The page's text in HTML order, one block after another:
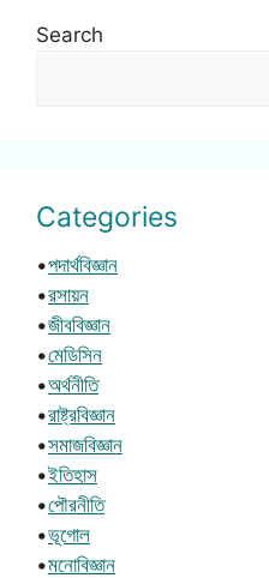
Search
Categories
•পদার্থবিজ্ঞান
•রসায়ন
•জীববিজ্ঞান
•মেডিসিন
•অর্থনীতি
•রাষ্ট্রবিজ্ঞান
•সমাজবিজ্ঞান
•ইতিহাস
•পৌরনীতি
•ভূগোল
•মনোবিজ্ঞান